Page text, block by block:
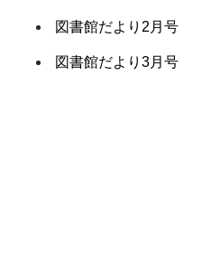
図書館だより2月号
図書館だより3月号